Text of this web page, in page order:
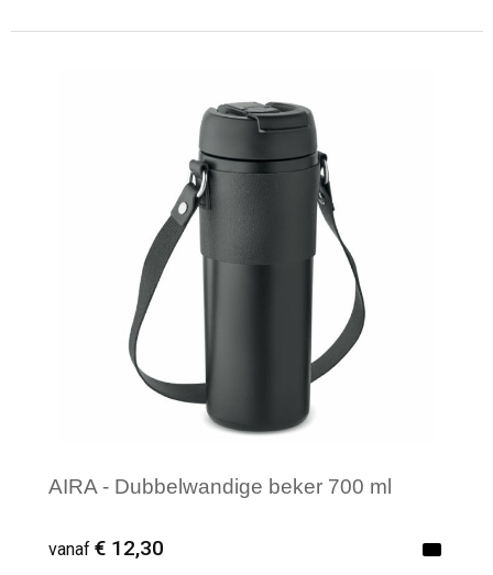
Minimale afname: 1
AIRA - Dubbelwandige beker 700 ml
vanaf € 12,30